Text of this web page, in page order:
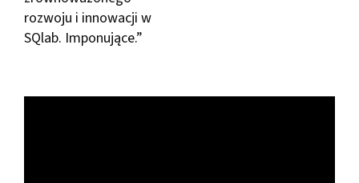
rozwoju i innowacji w
SQlab. Imponujące.”